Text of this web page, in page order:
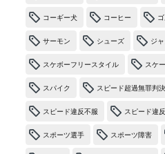
コーギー犬 コーヒー
サーモン シューズ ジ
スケボーフリースタイル スケ
スパイク スピード超過無罪判決
スピード違反不服 スピード違
スポーツ選手 スポーツ障害